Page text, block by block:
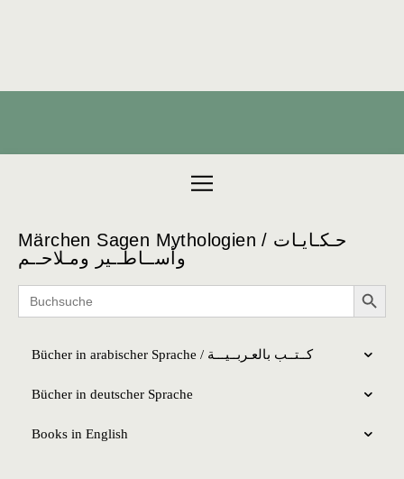
Märchen Sagen Mythologien / حـكـايـات
وأســاطــير ومـلاحــم
Search
for:
Search
Bücher in arabischer Sprache / كــتــب بالعـربــیـــة
Bücher in deutscher Sprache
Books in English